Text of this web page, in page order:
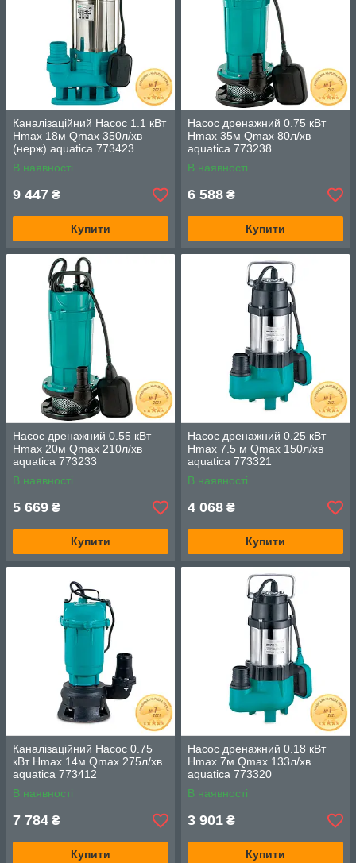
Каналізаційний Насос 1.1 кВт
Hmax 18м Qmax 350л/хв
(нерж) aquatica 773423
В наявності
9 447 ₴
Купити
Насос дренажний 0.75 кВт
Hmax 35м Qmax 80л/хв
aquatica 773238
В наявності
6 588 ₴
Купити
Насос дренажний 0.55 кВт
Hmax 20м Qmax 210л/хв
aquatica 773233
В наявності
5 669 ₴
Купити
Насос дренажний 0.25 кВт
Hmax 7.5 м Qmax 150л/хв
aquatica 773321
В наявності
4 068 ₴
Купити
Каналізаційний Насос 0.75
кВт Hmax 14м Qmax 275л/хв
aquatica 773412
В наявності
7 784 ₴
Купити
Насос дренажний 0.18 кВт
Hmax 7м Qmax 133л/хв
aquatica 773320
В наявності
3 901 ₴
Купити